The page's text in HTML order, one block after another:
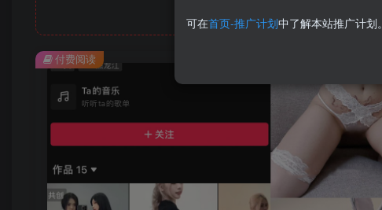
付费阅读
可在首页-推广计划中了解本站推广计划。